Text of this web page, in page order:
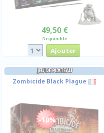
49,50 €
Disponible
JEU DE PLATEAU
Zombicide Black Plague
-10%